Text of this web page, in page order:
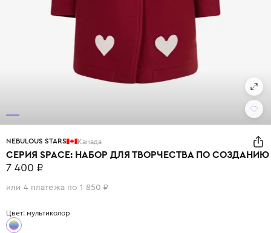
NEBULOUS STARS Канада
СЕРИЯ SPACE: НАБОР ДЛЯ ТВОРЧЕСТВА ПО
7 400 ₽
или 4 платежа по 1 850 ₽
Цвет: мультиколор